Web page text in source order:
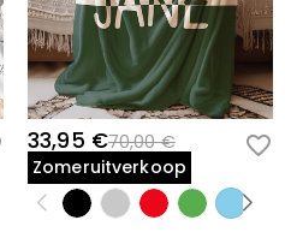
33,95 €70,00 €
Zomeruitverkoop